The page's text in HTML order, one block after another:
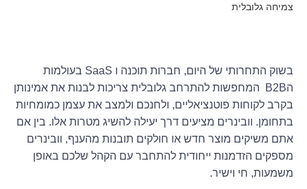
צמיחה גלובלית
בשוק התחרותי של היום, חברות תוכנה ו SaaS בעולמות
הB2B המחפשות להתרחב גלובלית צריכות לבנות את אמינותן
בקרב לקוחות פוטנציאליים, ולחנכם ולמצב את עצמן כמומחיות
בתחומן. וובינרים מציעים דרך יעילה להשיג מטרות אלו. בין אם
אתם משיקים מוצר חדש או חולקים תובנות מהענף, וובינרים
מספקים הזדמנות ייחודית להתחבר עם הקהל שלכם באופן
משמעות, חי וישיר.